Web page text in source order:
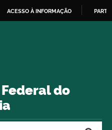
ACESSO À INFORMAÇÃO
do